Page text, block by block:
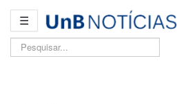
☰
Pesquisar...